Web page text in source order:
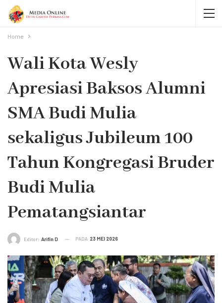
Home
Wali Kota Wesly
Apresiasi Baksos Alumni
SMA Budi Mulia
sekaligus Jubileum 100
Tahun Kongregasi Bruder
Budi Mulia
Pematangsiantar
Editor: Arifin D PADA 23 MEI 2026